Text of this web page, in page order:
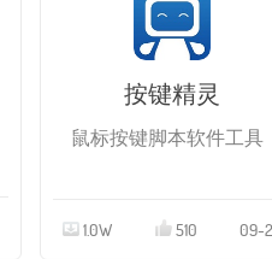
按键精灵
鼠标按键脚本软件工具
1.0W 510 09-